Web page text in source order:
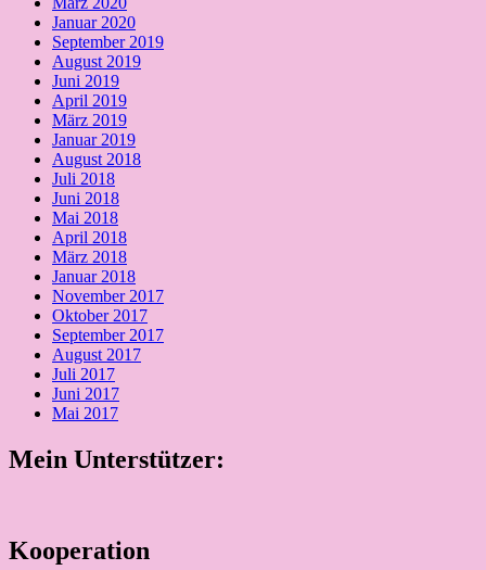
Januar 2020
September 2019
August 2019
Juni 2019
April 2019
März 2019
Januar 2019
August 2018
Juli 2018
Juni 2018
Mai 2018
April 2018
März 2018
Januar 2018
November 2017
Oktober 2017
September 2017
August 2017
Juli 2017
Juni 2017
Mai 2017
Mein Unterstützer:
Kooperation